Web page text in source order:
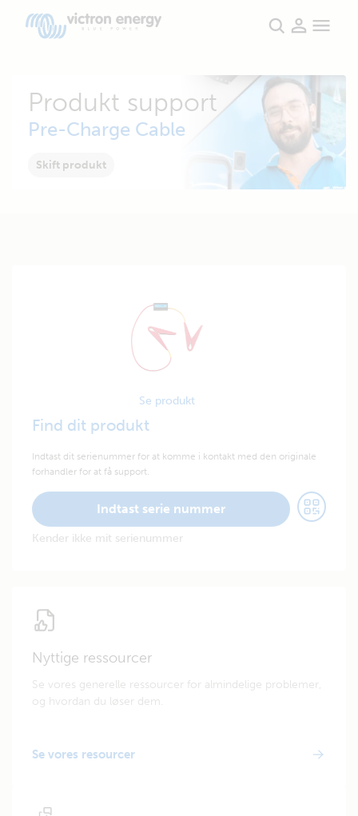
Produkt support
Pre-Charge Cable
Skift produkt
Se produkt
Find dit produkt
Indtast dit serienummer for at komme i kontakt med den originale
forhandler for at få support.
Indtast serie nummer
Kender ikke mit serienummer
Nyttige ressourcer
Se vores generelle ressourcer for almindelige problemer,
og hvordan du løser dem.
Se vores resourcer